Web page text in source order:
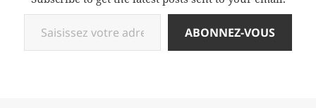
Saisissez votre adresse e-mail…
ABONNEZ-VOUS